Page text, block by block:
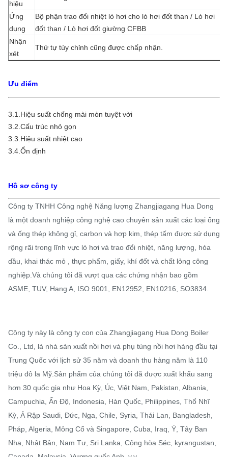
hiệu
Ứng
dụng
Bộ phận trao đổi nhiệt lò hơi cho lò hơi đốt than / Lò hơi
đốt than / Lò hơi đốt giường CFBB
Nhận
xét
Thứ tự tùy chỉnh cũng được chấp nhận.
Ưu điểm
3.1.Hiệu suất chống mài mòn tuyệt vời
3.2.Cấu trúc nhỏ gọn
3.3.Hiệu suất nhiệt cao
3.4.Ổn định
Hồ sơ công ty
Công ty TNHH Công nghệ Năng lượng Zhangjiagang Hua Dong
là một doanh nghiệp công nghệ cao chuyên sản xuất các loại ống
và ống thép không gỉ, carbon và hợp kim, thép tấm được sử dụng
rộng rãi trong lĩnh vực lò hơi và trao đổi nhiệt, năng lượng, hóa
dầu, khai thác mỏ , thực phẩm, giấy, khí đốt và chất lỏng công
nghiệp.Và chúng tôi đã vượt qua các chứng nhận bao gồm
ASME, TUV, Hạng A, ISO 9001, EN12952, EN10216, SO3834.
Công ty này là công ty con của Zhangjiagang Hua Dong Boiler
Co., Ltd, là nhà sản xuất nồi hơi và phụ tùng nồi hơi hàng đầu tại
Trung Quốc với lịch sử 35 năm và doanh thu hàng năm là 110
triệu đô la Mỹ.Sản phẩm của chúng tôi đã được xuất khẩu sang
hơn 30 quốc gia như Hoa Kỳ, Úc, Việt Nam, Pakistan, Albania,
Campuchia, Ấn Độ, Indonesia, Hàn Quốc, Philippines, Thổ Nhĩ
Kỳ, Ả Rập Saudi, Đức, Nga, Chile, Syria, Thái Lan, Bangladesh,
Pháp, Algeria, Mông Cổ và Singapore, Cuba, Iraq, Ý, Tây Ban
Nha, Nhật Bản, Nam Tư, Sri Lanka, Cộng hòa Séc, kyrangustan,